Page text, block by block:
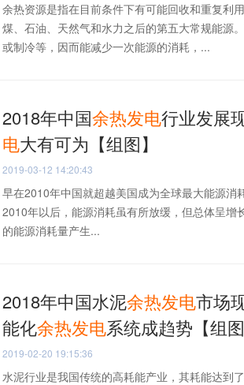
余热资源是指在目前条件下有可能回收和重复利
煤、石油、天然气和水力之后的第五大常规能源
或制冷等，因而能减少一次能源的消耗，...
2018年中国余热发电行业发展
电大有可为【组图】
2019-03-12 14:20:43
早在2010年中国就超越美国成为全球最大能源消
2010年以后，能源消耗虽有所放缓，但总体呈
的能源消耗量产生...
2018年中国水泥余热发电市场
能化余热发电系统成趋势【组图
2019-02-20 19:15:36
水泥行业是我国传统的高耗能产业，其耗能达到